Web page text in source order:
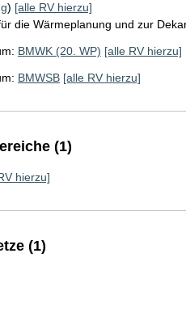
) [alle RV hierzu]
die Wärmeplanung und zur
BMWK (20. WP) [alle RV hierzu]
BMWSB [alle RV hierzu]
(1)
hierzu]
(1)